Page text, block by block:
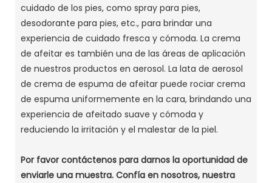
cuidado de los pies, como spray para pies,
desodorante para pies, etc., para brindar una
experiencia de cuidado fresca y cómoda. La crema
de afeitar es también una de las áreas de aplicación
de nuestros productos en aerosol. La lata de aerosol
de crema de espuma de afeitar puede rociar crema
de espuma uniformemente en la cara, brindando una
experiencia de afeitado suave y cómoda y
reduciendo la irritación y el malestar de la piel.
Por favor contáctenos para darnos la oportunidad de
enviarle una muestra. Confía en nosotros, nuestra